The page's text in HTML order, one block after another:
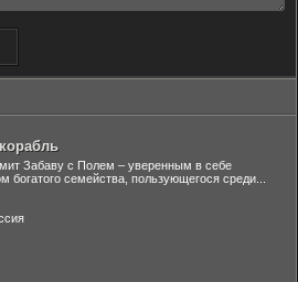
Забаву с Полем – уверенным в себе
богатого семейства, пользующегося среди...